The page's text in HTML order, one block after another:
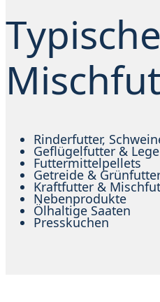
Typische
Rinderfutter,
Geflügelfutter &
Futtermittelpellets
Getreide &
Kraftfutter &
Nebenprodukte
Ölhaltige Saaten
Presskuchen